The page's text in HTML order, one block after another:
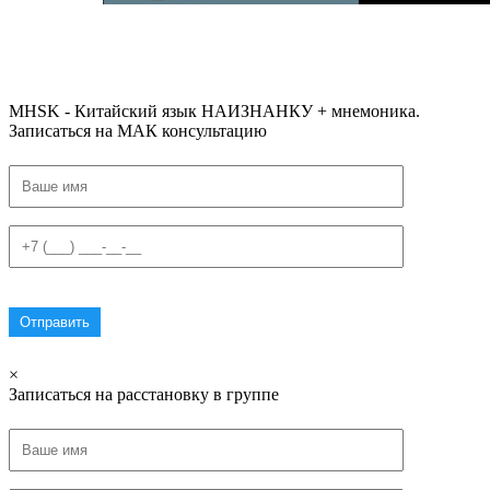
MHSK - Китайский язык НАИЗНАНКУ + мнемоника.
Записаться на МАК консультацию
×
Записаться на расстановку в группе